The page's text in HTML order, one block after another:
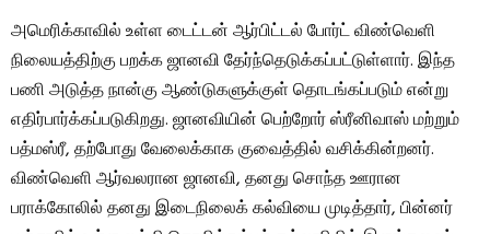
அமெரிக்காவில் உள்ள டைட்டன் ஆர்பிட்டல் போர்ட் விண்வெளி
நிலையத்திற்கு பறக்க ஜானவி தேர்ந்தெடுக்கப்பட்டுள்ளார். இந்த
பணி அடுத்த நான்கு ஆண்டுகளுக்குள் தொடங்கப்படும் என்று
எதிர்பார்க்கப்படுகிறது. ஜானவியின் பெற்றோர் ஸ்ரீனிவாஸ் மற்றும்
பத்மஸ்ரீ, தற்போது வேலைக்காக குவைத்தில் வசிக்கின்றனர்.
விண்வெளி ஆர்வலரான ஜானவி, தனது சொந்த ஊரான
பராக்கோலில் தனது இடைநிலைக் கல்வியை முடித்தார், பின்னர்